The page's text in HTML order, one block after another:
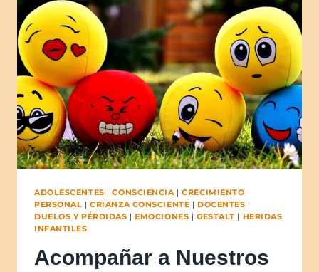
ADOLESCENTES |CONSCIENCIA|CRECIMIENTO
PERSONAL |CRIANZA CONSCIENTE | DOCENTES |
DUELOS Y PÉRDIDAS |EMOCIONES | GESTALT | HERIDAS
INFANTILES
Acompañar a Nuestros